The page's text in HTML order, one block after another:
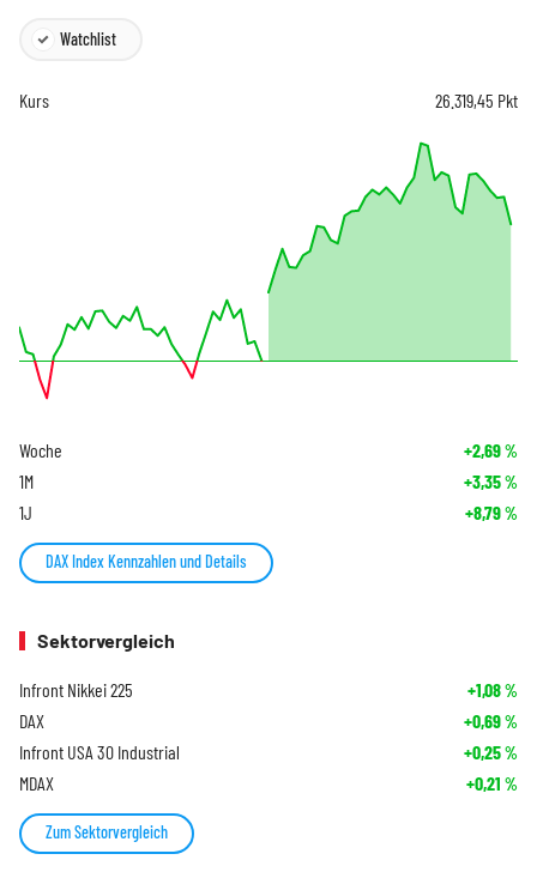
Watchlist
Kurs 26.319,45 Pkt
Woche +2,69%
1M +3,35%
1J +8,79%
DAX Index Kennzahlen und Details
Sektorvergleich
Infront Nikkei 225 +1,08%
DAX +0,69%
Infront USA 30 Industrial +0,25%
MDAX +0,21 %
Zum Sektorvergleich